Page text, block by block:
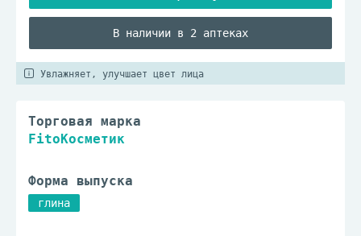
В наличии в 2 аптеках
Увлажняет, улучшает цвет лица
Торговая марка
FitoКосметик
Форма выпуска
глина